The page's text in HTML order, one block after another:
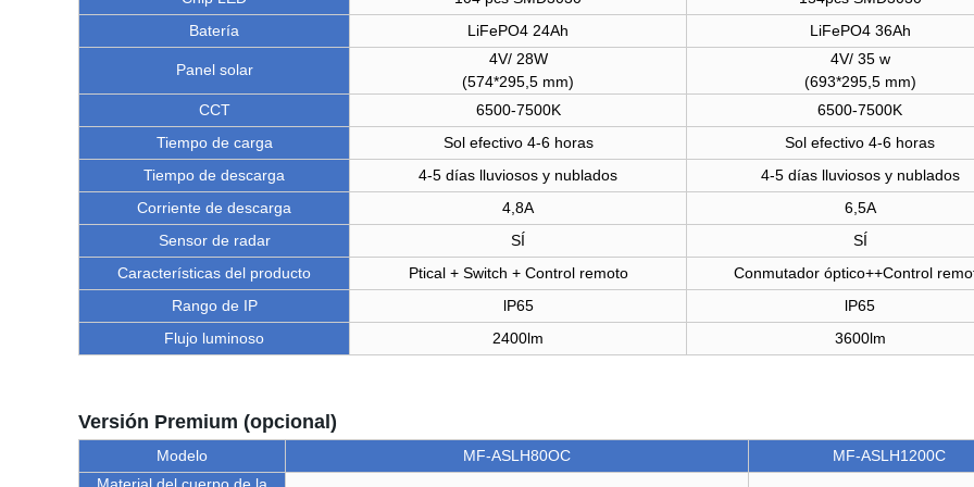
Batería
LiFePO4 24Ah LiFePO4 36Ah
Panel solar
4V/ 28W
(574*295,5 mm)
4V/ 35 w
(693*295,5 mm)
CCT
6500-7500K
6500-7500K
Tiempo de carga
Sol efectivo 4-6 horas
Sol efectivo 4-6 horas
Tiempo de descarga
4-5 días lluviosos y nublados
4-5 días lluviosos y nublados
Corriente de descarga
4,8A
6,5A
Sensor de radar
SÍ
SÍ
Características del producto
Ptical + Switch + Control remoto
Conmutador óptico++Control
Rango de IP
lP65
lP65
Flujo luminoso
2400lm 3600lm
Versión Premium (opcional)
Modelo MF-ASLH80OC
MF-ASLH1200C